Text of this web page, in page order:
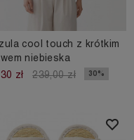
cool touch z krótkim
niebieska
zł
239,00 zł 30%